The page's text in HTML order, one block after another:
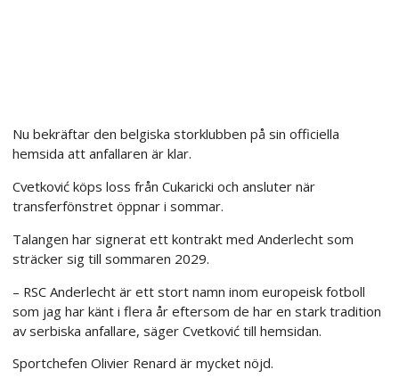
Nu bekräftar den belgiska storklubben på sin officiella
hemsida att anfallaren är klar.
Cvetković köps loss från Cukaricki och ansluter när
transferfönstret öppnar i sommar.
Talangen har signerat ett kontrakt med Anderlecht som
sträcker sig till sommaren 2029.
– RSC Anderlecht är ett stort namn inom europeisk fotboll
som jag har känt i flera år eftersom de har en stark tradition
av serbiska anfallare, säger Cvetković till hemsidan.
Sportchefen Olivier Renard är mycket nöjd.